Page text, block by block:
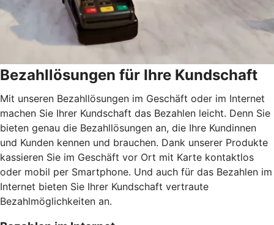
Bezahllösungen für Ihre Kundschaft
Mit unseren Bezahllösungen im Geschäft oder im Internet
machen Sie Ihrer Kundschaft das Bezahlen leicht. Denn Sie
bieten genau die Bezahllösungen an, die Ihre Kundinnen
und Kunden kennen und brauchen. Dank unserer Produkte
kassieren Sie im Geschäft vor Ort mit Karte kontaktlos
oder mobil per Smartphone. Und auch für das Bezahlen im
Internet bieten Sie Ihrer Kundschaft vertraute
Bezahlmöglichkeiten an.